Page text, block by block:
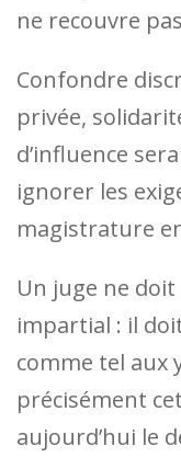
ne recouvre
Confondre
privée,
d’influence
ignorer les
magistrature
Un juge ne
impartial : il
comme tel aux
précisément
aujourd’hui le